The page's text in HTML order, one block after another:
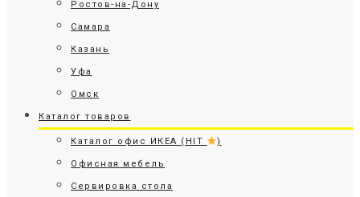
Ростов-на-Дону
Самара
Казань
Уфа
Омск
Каталог товаров
Каталог офис ИКЕА (HIT )
Офисная мебель
Сервировка стола